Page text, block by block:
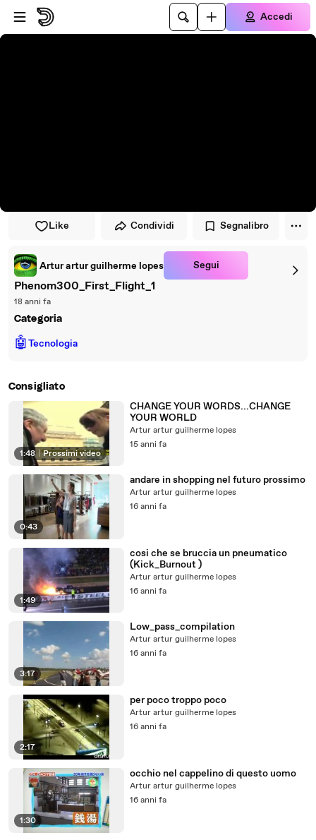
Vai al lettore
Passa al contenuto principale
Accedi
Like Condividi Segnalibro
Artur artur guilherme lopes Segui
Phenom300_First_Flight_1
18 anni fa
Categoria
🤖Tecnologia
Consigliato
1:48 Prossimi video
CHANGE YOUR WORDS...CHANGE
YOUR WORLD
Artur artur guilherme lopes
15 anni fa
0:43
andare in shopping nel futuro prossimo
Artur artur guilherme lopes
16 anni fa
1:49
cosi che se bruccia un pneumatico
(Kick_Burnout )
Artur artur guilherme lopes
16 anni fa
3:17
Low_pass_compilation
Artur artur guilherme lopes
16 anni fa
2:17
per poco troppo poco
Artur artur guilherme lopes
16 anni fa
1:30
occhio nel cappelino di questo uomo
Artur artur guilherme lopes
16 anni fa